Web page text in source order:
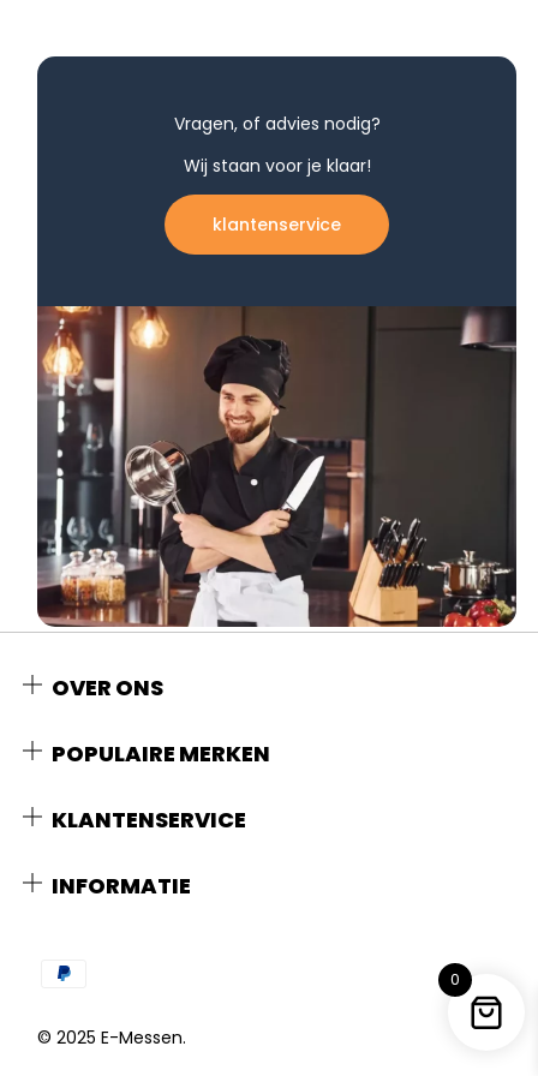
Vragen, of advies nodig?
Wij staan voor je klaar!
klantenservice
OVER ONS
POPULAIRE MERKEN
KLANTENSERVICE
INFORMATIE
© 2025 E-Messen.
0